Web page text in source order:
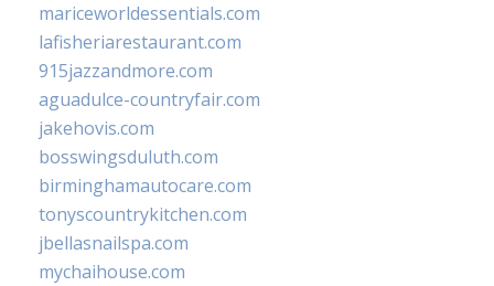
mariceworldessentials.com
lafisheriarestaurant.com
915jazzandmore.com
aguadulce-countryfair.com
jakehovis.com
bosswingsduluth.com
birminghamautocare.com
tonyscountrykitchen.com
jbellasnailspa.com
mychaihouse.com